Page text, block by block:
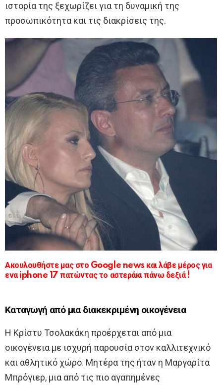
ιστορία της ξεχωρίζει για τη δυναμική της
προσωπικότητα και τις διακρίσεις της.
Ακουλουθήστε μας στο Google news και λάβε μέρος για
ενα iphone 17 πατώντας το αστεράκι πάνω δεξιά !
Καταγωγή από μια διακεκριμένη οικογένεια
Η Κρίστυ Τσολακάκη προέρχεται από μια
οικογένεια με ισχυρή παρουσία στον καλλιτεχνικό
και αθλητικό χώρο. Μητέρα της ήταν η Μαργαρίτα
Μπρόγιερ, μια από τις πιο αγαπημένες